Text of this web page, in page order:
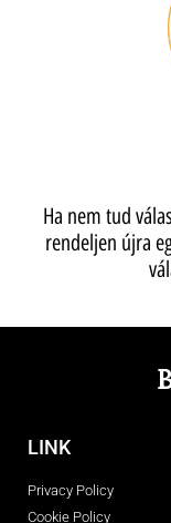
Ha nem tud
rendeljen újra
LINK
Privacy Policy
Cookie Policy